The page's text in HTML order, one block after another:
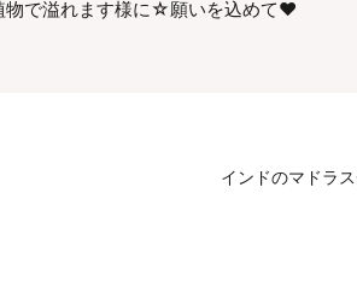
物で溢れます様に☆願いを込めて♥
インドのマドラ